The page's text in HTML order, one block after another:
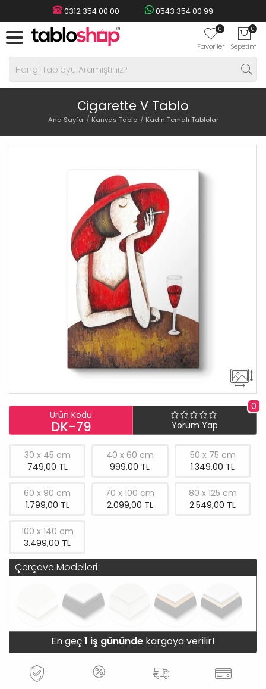
0312 354 00 00 0543 354 00 99
0
Favoriler
0
Sepetim
Cigarette V Tablo
Ana Sayfa Kanvas Tablo Kadın Temalı Tablolar
Ürün Kodu
DK-79
0
Yorum Yap
30 x 45 cm
749,00 TL
40 x 60 cm
999,00 TL
50 x 75 cm
1.349,00 TL
60 x 90 cm
1.799,00 TL
70 x 100 cm
2.099,00 TL
80 x 125 cm
2.549,00 TL
100 x 140 cm
3.499,00 TL
Çerçeve Modelleri
En geç1 iş gününde kargoya verilir!